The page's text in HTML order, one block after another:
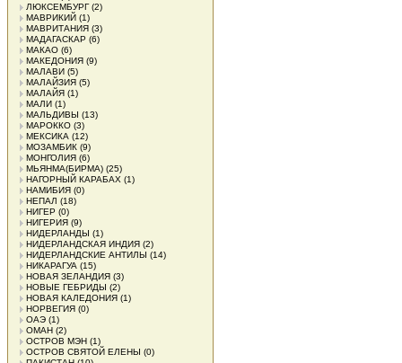
ЛЮКСЕМБУРГ(2)
МАВРИКИЙ (1)
МАВРИТАНИЯ (3)
МАДАГАСКАР (6)
МАКАО (6)
МАКЕДОНИЯ (9)
МАЛАВИ (5)
МАЛАЙЗИЯ (5)
МАЛАЙЯ (1)
МАЛИ (1)
МАЛЬДИВЫ (13)
МАРОККО (3)
МЕКСИКА (12)
МОЗАМБИК (9)
МОНГОЛИЯ (6)
МЬЯНМА(БИРМА) (25)
НАГОРНЫЙ КАРАБАХ (1)
НАМИБИЯ (0)
НЕПАЛ (18)
НИГЕР (0)
НИГЕРИЯ (9)
НИДЕРЛАНДЫ (1)
НИДЕРЛАНДСКАЯ ИНДИЯ (2)
НИДЕРЛАНДСКИЕ АНТИЛЫ (14)
НИКАРАГУА (15)
НОВАЯ ЗЕЛАНДИЯ (3)
НОВЫЕ ГЕБРИДЫ (2)
НОВАЯ КАЛЕДОНИЯ (1)
НОРВЕГИЯ (0)
ОАЭ (1)
ОМАН (2)
ОСТРОВ МЭН (1)
ОСТРОВ СВЯТОЙ ЕЛЕНЫ (0)